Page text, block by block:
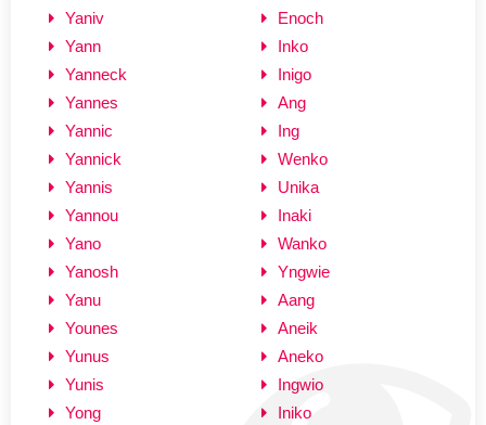
Yaniv
Yann
Yanneck
Yannes
Yannic
Yannick
Yannis
Yannou
Yano
Yanosh
Yanu
Younes
Yunus
Yunis
Yong
Enoch
Inko
Inigo
Ang
Ing
Wenko
Unika
Inaki
Wanko
Yngwie
Aang
Aneik
Aneko
Ingwio
Iniko